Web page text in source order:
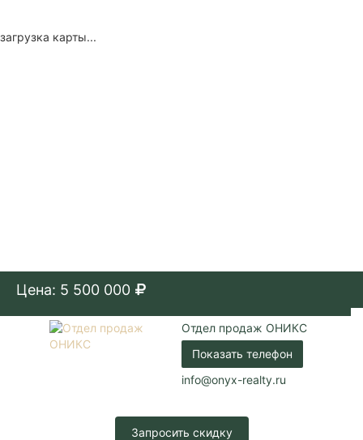
загрузка карты...
Цена: 5 500 000
Отдел продаж ОНИКС
Показать телефон
info@onyx-realty.ru
Запросить скидку